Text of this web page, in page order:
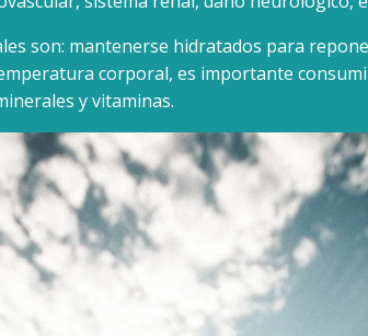
son: mantenerse hidratados para
corporal, es importante
y vitaminas.